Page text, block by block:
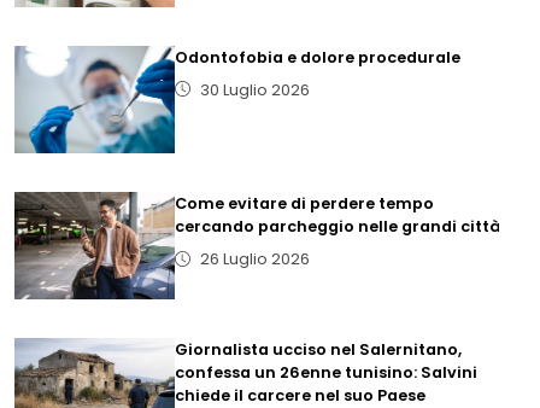
Odontofobia e dolore procedurale
30 Luglio 2026
Come evitare di perdere tempo
cercando parcheggio nelle grandi città
26 Luglio 2026
Giornalista ucciso nel Salernitano,
confessa un 26enne tunisino: Salvini
chiede il carcere nel suo Paese